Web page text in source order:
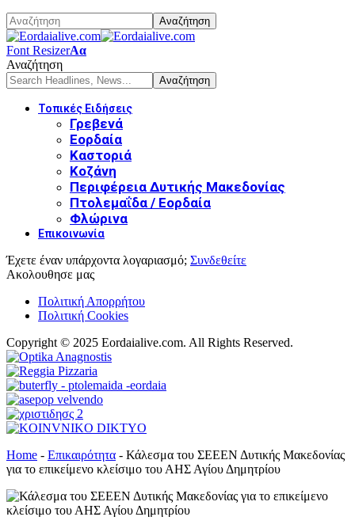
Font ResizerΑα
Αναζήτηση
Τοπικές Ειδήσεις
Γρεβενά
Εορδαία
Καστοριά
Κοζάνη
Περιφέρεια Δυτικής Μακεδονίας
Πτολεμαΐδα / Εορδαία
Φλώρινα
Επικοινωνία
Έχετε έναν υπάρχοντα λογαριασμό; Συνδεθείτε
Ακολουθησε μας
Πολιτική Απορρήτου
Πολιτική Cookies
Copyright © 2025 Eordaialive.com. All Rights Reserved.
Home - Επικαιρότητα - Κάλεσμα του ΣΕΕΕΝ Δυτικής Μακεδονίας
για το επικείμενο κλείσιμο του ΑΗΣ Αγίου Δημητρίου